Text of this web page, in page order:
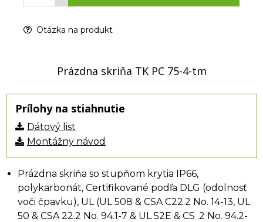
Otázka na produkt
Prázdna skriňa TK PC 75-4-tm
Prílohy na stiahnutie
Dátový list
Montážny návod
Prázdna skriňa so stupňom krytia IP66,
polykarbonát, Certifikované podľa DLG (odolnosť
voči čpavku), UL (UL 508 & CSA C22.2 No. 14-13, UL
50 & CSA 22.2 No. 94.1-7 & UL 52E & CS .2 No. 94.2-